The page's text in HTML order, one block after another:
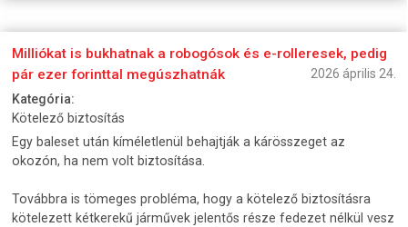
Milliókat is bukhatnak a robogósok és e-rolleresek, pedig
pár ezer forinttal megúszhatnák
2026 április 24.
Kategória:
Kötelező biztosítás
Egy baleset után kíméletlenül behajtják a kárösszeget az
okozón, ha nem volt biztosítása.
Továbbra is tömeges probléma, hogy a kötelező biztosításra
kötelezett kétkerekű járművek jelentős része fedezet nélkül vesz